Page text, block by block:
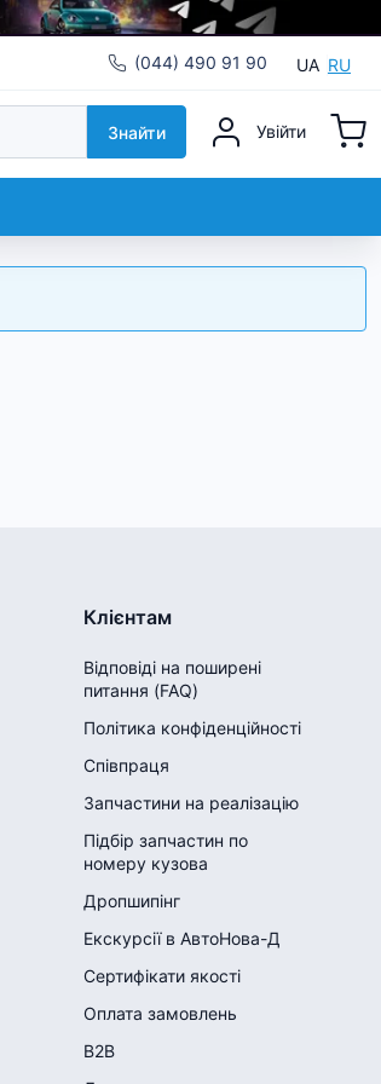
(044) 490 91 90 UA RU
Знайти Увійти
Клієнтам
Відповіді на поширені
питання (FAQ)
Політика конфіденційності
Співпраця
Запчастини на реалізацію
Підбір запчастин по
номеру кузова
Дропшипінг
Екскурсії в АвтоНова-Д
Сертифікати якості
Оплата замовлень
B2B